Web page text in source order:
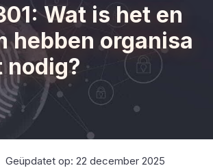
Wat is het en
hebben organisa
nodig?
Geüpdatet op: 22 december 2025